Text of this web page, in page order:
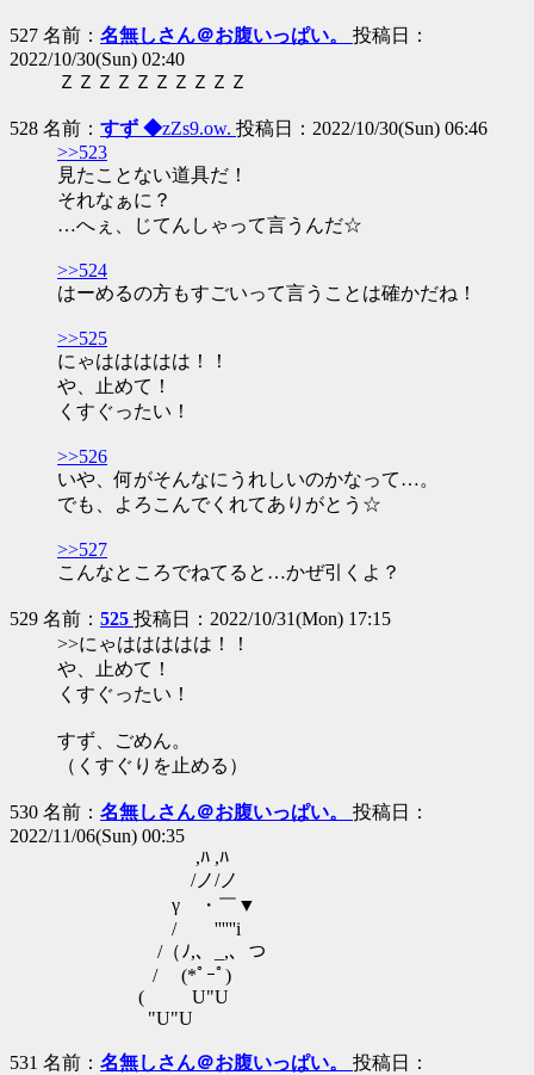
527 名前： 名無しさん＠お腹いっぱい。 投稿日：
2022/10/30(Sun) 02:40
ＺＺＺＺＺＺＺＺＺＺ
528 名前： すず ◆zZs9.ow. 投稿日：2022/10/30(Sun) 06:46
>>523
見たことない道具だ！
それなぁに？
…へぇ、じてんしゃって言うんだ☆
>>524
はーめるの方もすごいって言うことは確かだね！
>>525
にゃははははは！！
や、止めて！
くすぐったい！
>>526
いや、何がそんなにうれしいのかなって…。
でも、よろこんでくれてありがとう☆
>>527
こんなところでねてると…かぜ引くよ？
529 名前： 525 投稿日：2022/10/31(Mon) 17:15
>>にゃははははは！！
や、止めて！
くすぐったい！
すず、ごめん。
（くすぐりを止める）
530 名前： 名無しさん＠お腹いっぱい。 投稿日：
2022/11/06(Sun) 00:35
,ﾊ ,ﾊ
/ノ/ノ
γ ・￣▼
/ ''''''i
/（ﾉ,、_,、つ
/ (*ﾟｰﾟ)
( U"U
"U"U
531 名前： 名無しさん＠お腹いっぱい。 投稿日：